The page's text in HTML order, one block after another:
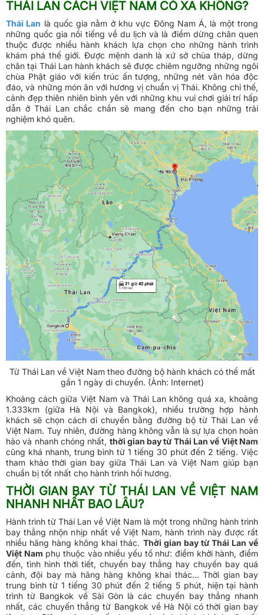
THÁI LAN CÁCH VIỆT NAM CÓ XA KHÔNG?
Thái Lan là quốc gia nằm ở khu vực Đông Nam Á, là một trong
những quốc gia nổi tiếng về du lịch và là điểm dừng chân quen
thuộc được nhiều hành khách lựa chọn cho những hành trình
khám phá thế giới. Được mệnh danh là xứ sở chùa tháp, dừng
chân tại Thái Lan hành khách sẽ được chiêm ngưỡng những ngôi
chùa Phật giáo với kiến trúc ấn tượng, những nét văn hóa độc
đáo, và những món ăn với hương vị chuẩn vị Thái. Không chỉ thế,
cảnh đẹp thiên nhiên bình yên với những khu vui chơi giải trí hấp
dẫn ở Thái Lan chắc chắn sẽ mang đến cho bạn những trải
nghiệm khó quên.
Từ Thái Lan về Việt Nam theo đường bộ hành khách có thể mất
gần 1 ngày di chuyển. (Ảnh: Internet)
Khoảng cách giữa Việt Nam và Thái Lan không quá xa, khoảng
1.333km (giữa Hà Nội và Bangkok), nhiều trường hợp hành
khách sẽ chọn cách di chuyển bằng đường bộ từ Thái Lan về
Việt Nam. Tuy nhiên, đường hàng không vẫn là sự lựa chọn hoàn
hảo và nhanh chóng nhất, thời gian bay từ Thái Lan về Việt Nam
cũng khá nhanh, trung bình từ 1 tiếng 30 phút đến 2 tiếng. Việc
tham khảo thời gian bay giữa Thái Lan và Việt Nam giúp bạn
chuẩn bị tốt nhất cho hành trình hồi hương.
THỜI GIAN BAY TỪ THÁI LAN VỀ VIỆT NAM
NHANH NHẤT BAO LÂU?
Hành trình từ Thái Lan về Việt Nam là một trong những hành trình
bay thẳng nhộn nhịp nhất về Việt Nam, hành trình này được rất
nhiều hãng hàng không khai thác. Thời gian bay từ Thái Lan về
Việt Nam phụ thuộc vào nhiều yếu tố như: điểm khởi hành, điểm
đến, tình hình thời tiết, chuyến bay thẳng hay chuyến bay quá
cảnh, đội bay mà hãng hàng không khai thác… Thời gian bay
trung bình từ 1 tiếng 30 phút đến 2 tiếng 5 phút, hiện tại hành
trình từ Bangkok về Sài Gòn là các chuyến bay thẳng nhanh
nhất, các chuyến thẳng từ Bangkok về Hà Nội có thời gian bay